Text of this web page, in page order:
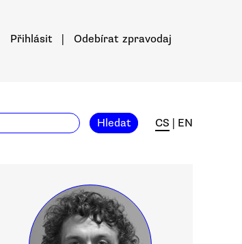
Přihlásit Odebírat zpravodaj
Hledat CS EN